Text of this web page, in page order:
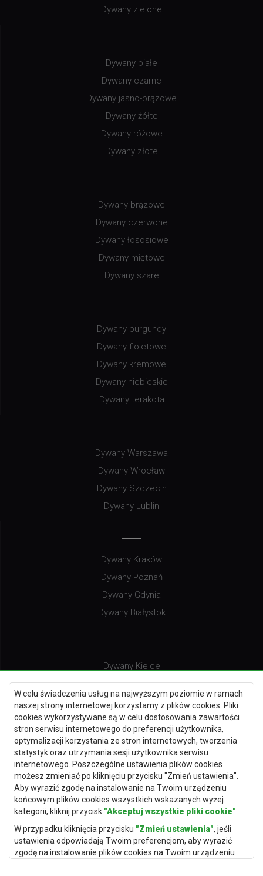
W celu świadczenia usług na najwyższym poziomie w ramach
naszej strony internetowej korzystamy z plików cookies. Pliki
cookies wykorzystywane są w celu dostosowania zawartości
stron serwisu internetowego do preferencji użytkownika,
optymalizacji korzystania ze stron internetowych, tworzenia
statystyk oraz utrzymania sesji użytkownika serwisu
internetowego. Poszczególne ustawienia plików cookies
możesz zmieniać po kliknięciu przycisku "Zmień ustawienia".
Aby wyrazić zgodę na instalowanie na Twoim urządzeniu
końcowym plików cookies wszystkich wskazanych wyżej
kategorii, kliknij przycisk "Akceptuj wszystkie pliki cookie"
W przypadku kliknięcia przycisku "Zmień ustawienia", jeśli
ustawienia odpowiadają Twoim preferencjom, aby wyrazić
zgodę na instalowanie plików cookies na Twoim urządzeniu
Dywany zielone
Dywany białe
Dywany czarne
Dywany jasno-brązowe
Dywany żółte
Dywany różowe
Dywany złote
Dywany brązowe
Dywany czerwone
Dywany łososiowe
Dywany miętowe
Dywany szare
Dywany burgundy
Dywany fioletowe
Dywany kremowe
Dywany niebieskie
Dywany terakota
Dywany Warszawa
Dywany Wrocław
Dywany Szczecin
Dywany Lublin
Dywany Kraków
Dywany Poznań
Dywany Gdynia
Dywany Białystok
Dywany Kielce
Dywany Gdańsk
Dywany Toruń
Dywany Bydgoszcz
Dywany Łódź
Dywany Katowice
Dywany Rzeszów
Dywany Częstochowa